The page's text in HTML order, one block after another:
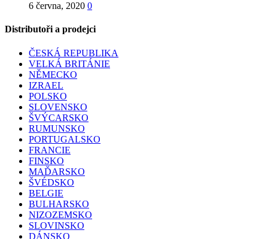
6 června, 2020 0
Distributoři a prodejci
ČESKÁ REPUBLIKA
VELKÁ BRITÁNIE
NĚMECKO
IZRAEL
POLSKO
SLOVENSKO
ŠVÝCARSKO
RUMUNSKO
PORTUGALSKO
FRANCIE
FINSKO
MAĎARSKO
ŠVÉDSKO
BELGIE
BULHARSKO
NIZOZEMSKO
SLOVINSKO
DÁNSKO